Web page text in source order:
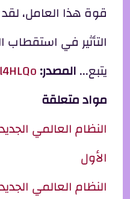
قوة هذا العامل،
التأثير في استقطاب
يتبع...المصدر:
مواد متعلقة
النظام العالمي
الأول
النظام العالمي